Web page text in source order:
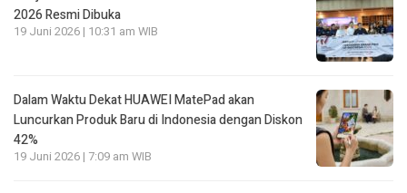
2026 Resmi Dibuka
19 Juni 2026 | 10:31 am WIB
Dalam Waktu Dekat HUAWEI MatePad akan
Luncurkan Produk Baru di Indonesia dengan Diskon
42%
19 Juni 2026 | 7:09 am WIB